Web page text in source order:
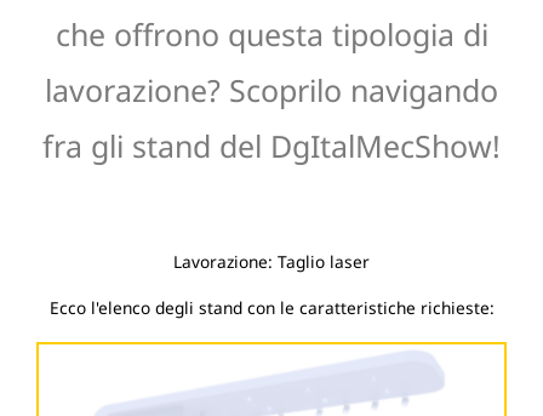
che offrono questa tipologia di
lavorazione? Scoprilo navigando
fra gli stand del DgItalMecShow!
Lavorazione: Taglio laser
Ecco l'elenco degli stand con le caratteristiche richieste: